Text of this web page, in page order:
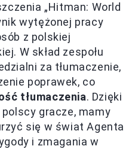
„Hitman: World
wytężonej pracy
z polskiej
W skład zespołu
za tłumaczenie,
poprawek, co
tłumaczenia. Dzięki
gracze, mamy
się w świat Agenta
i zmagania w